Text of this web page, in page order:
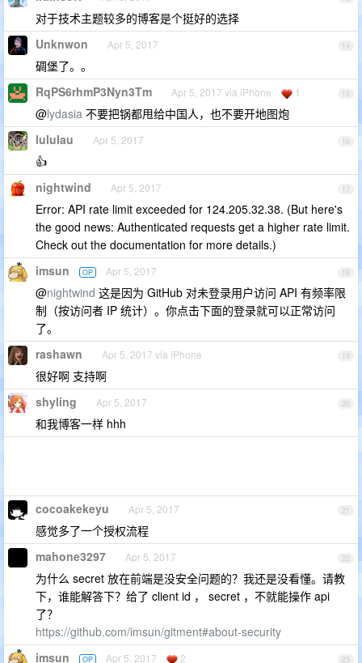
对于技术主题较多的博客是个挺好的选择
14
Unknwon Apr 5, 2017
碉堡了。。
15
RqPS6rhmP3Nyn3Tm Apr 5, 2017 via iPhone 1
@lydasia 不要把锅都甩给中国人，也不要开地图炮
16
lululau Apr 5, 2017
👍
17
nightwind Apr 5, 2017
Error: API rate limit exceeded for 124.205.32.38. (But here's
the good news: Authenticated requests get a higher rate limit.
Check out the documentation for more details.)
18
imsun OP Apr 5, 2017
@nightwind 这是因为 GitHub 对未登录用户访问 API 有频率限
制（按访问者 IP 统计）。你点击下面的登录就可以正常访问
了。
19
rashawn Apr 5, 2017 via iPhone
很好啊 支持啊
20
shyling Apr 5, 2017
和我博客一样 hhh
21
cocoakekeyu Apr 5, 2017
感觉多了一个授权流程
22
mahone3297 Apr 5, 2017
为什么 secret 放在前端是没安全问题的？我还是没看懂。请教
下，谁能解答下？给了 client id ， secret ，不就能操作 api
了？
https://github.com/imsun/gitment#about-security
23
imsun OP Apr 5, 2017 2